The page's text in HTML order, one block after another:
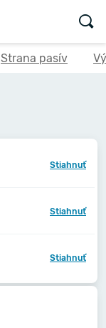
Strana pasív
Stiahnuť
Stiahnuť
Stiahnuť